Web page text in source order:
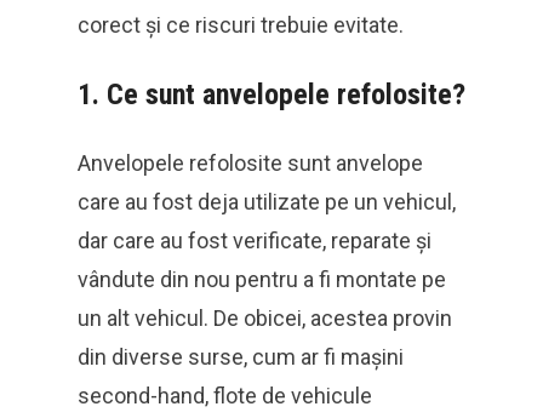
corect și ce riscuri trebuie evitate.
1. Ce sunt anvelopele refolosite?
Anvelopele refolosite sunt anvelope
care au fost deja utilizate pe un vehicul,
dar care au fost verificate, reparate și
vândute din nou pentru a fi montate pe
un alt vehicul. De obicei, acestea provin
din diverse surse, cum ar fi mașini
second-hand, flote de vehicule